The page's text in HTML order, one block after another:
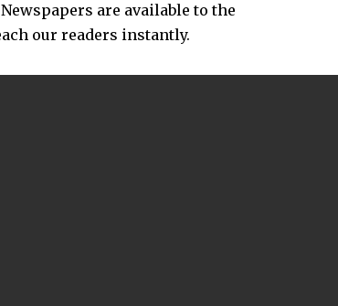
are available to the
our readers instantly.